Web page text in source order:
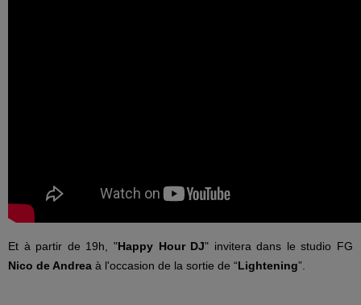
Et à partir de 19h, "Happy Hour DJ" invitera dans le studio FG
Nico de Andrea à l'occasion de la sortie de “Lightening”.